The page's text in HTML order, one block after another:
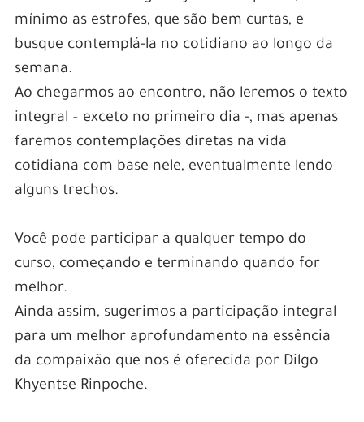
mínimo as estrofes, que são bem curtas, e
busque contemplá-la no cotidiano ao longo da
semana.
Ao chegarmos ao encontro, não leremos o texto
integral – exceto no primeiro dia -, mas apenas
faremos contemplações diretas na vida
cotidiana com base nele, eventualmente lendo
alguns trechos.
Você pode participar a qualquer tempo do
curso, começando e terminando quando for
melhor.
Ainda assim, sugerimos a participação integral
para um melhor aprofundamento na essência
da compaixão que nos é oferecida por Dilgo
Khyentse Rinpoche.